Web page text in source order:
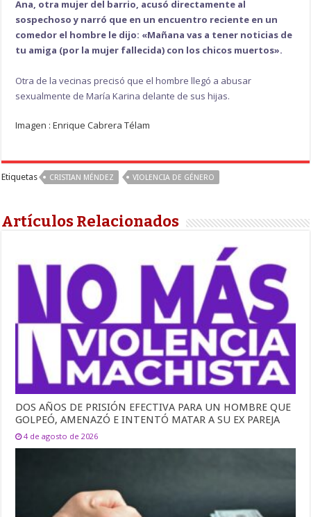
Ana, otra mujer del barrio, acusó directamente al
sospechoso y narró que en un encuentro reciente en un
comedor el hombre le dijo: «Mañana vas a tener noticias de
tu amiga (por la mujer fallecida) con los chicos muertos».
Otra de la vecinas precisó que el hombre llegó a abusar
sexualmente de María Karina delante de sus hijas.
Imagen : Enrique Cabrera Télam
Etiquetas CRISTIAN MÉNDEZ VIOLENCIA DE GÉNERO
Artículos Relacionados
DOS AÑOS DE PRISIÓN EFECTIVA PARA UN HOMBRE QUE
GOLPEÓ, AMENAZÓ E INTENTÓ MATAR A SU EX PAREJA
4 de agosto de 2026